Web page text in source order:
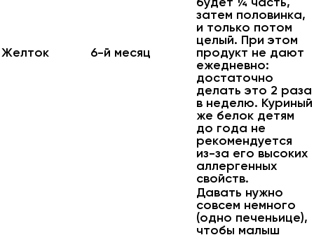
Желток 6-й месяц
затем половинка,
и только потом
целый. При этом
продукт не дают
ежедневно:
достаточно
делать это 2 раза
в неделю. Куриный
же белок детям
до года не
рекомендуется
из-за его высоких
аллергенных
свойств.
Давать нужно
совсем немного
(одно печеньице),
чтобы малыш